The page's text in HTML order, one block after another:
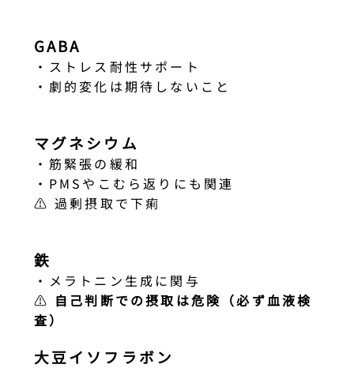
GABA
・ストレス耐性サポート
・劇的変化は期待しないこと
マグネシウム
・筋緊張の緩和
・PMSやこむら返りにも関連
⚠ 過剰摂取で下痢
鉄
・メラトニン生成に関与
⚠ 自己判断での摂取は危険（必ず血液検
査）
大豆イソフラボン